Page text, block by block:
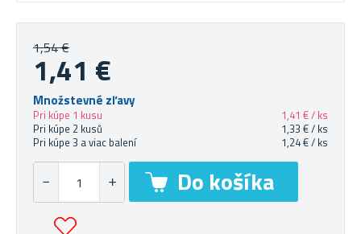
1,54 €
1,41 €
Množstevné zľavy
Pri kúpe 1 kusu
1,41 € / ks
Pri kúpe 2 kusů
1,33 € / ks
Pri kúpe 3 a viac balení
1,24 € / ks